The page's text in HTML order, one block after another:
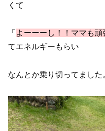
くて
「 よーーーし！！ママも頑
てエネルギーもらい
なんとか乗り切ってました